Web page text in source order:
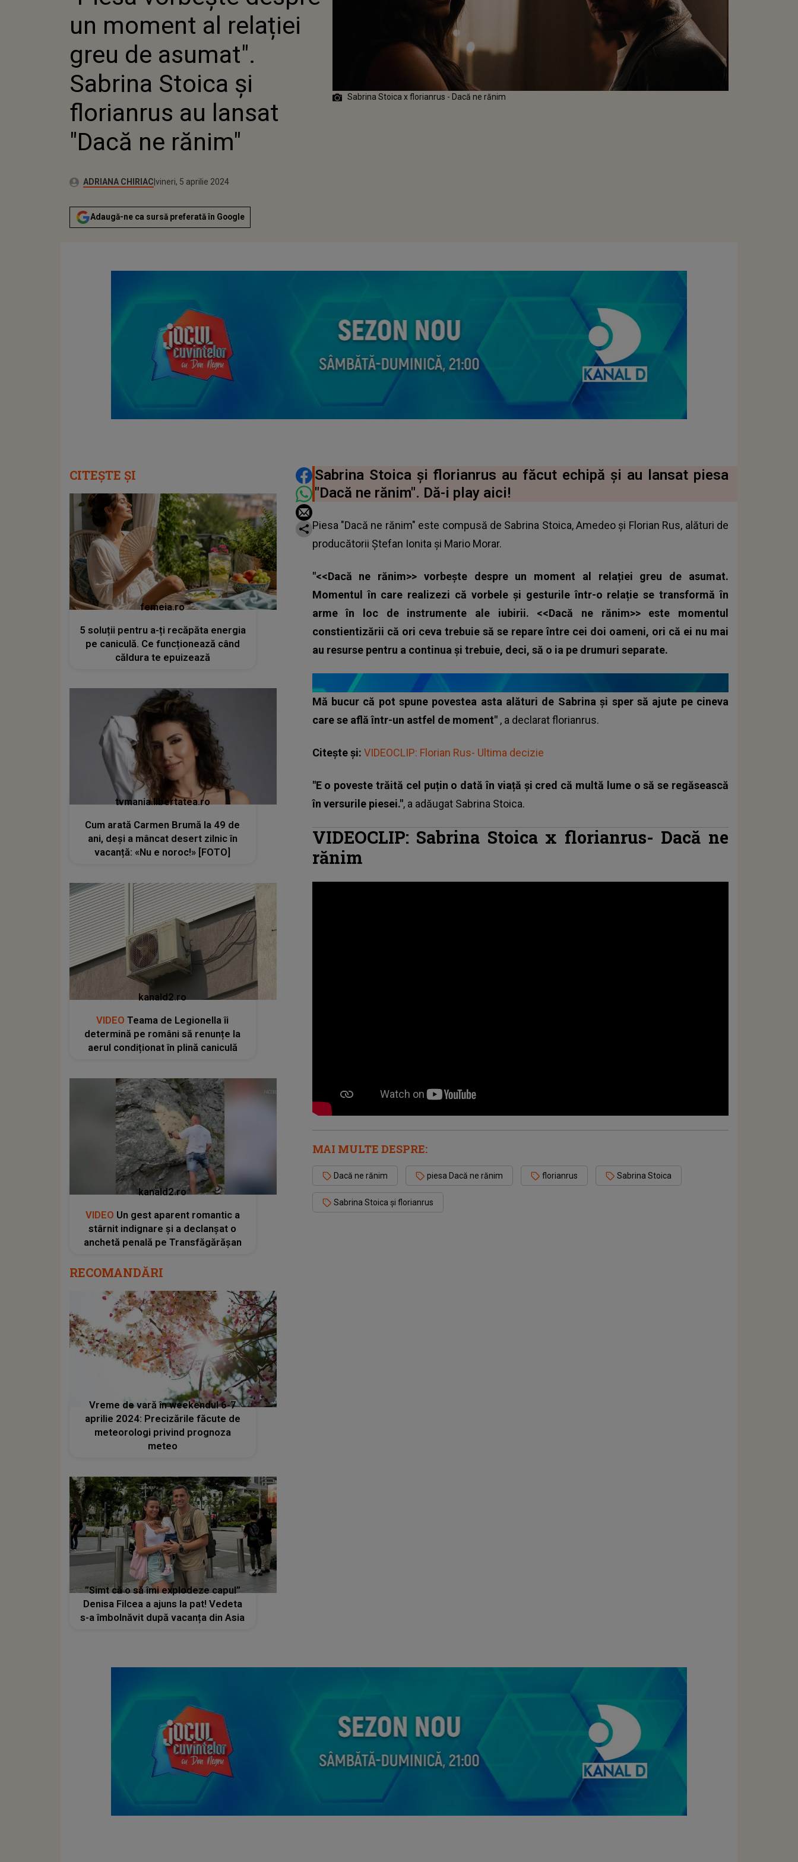
RELAȚIEI GREU DE
ASUMAT". SABRINA
STOICA ȘI
FLORIANRUS AU
LANSAT "DACĂ NE
RĂNIM"
un moment al relației
greu de asumat".
Sabrina Stoica și
florianrus au lansat
"Dacă ne rănim"
Autor:ADRIANA CHIRIAC Publicat:
vineri, 5 aprilie 2024
Adaugă-ne ca sursă preferată în Google
Sabrina Stoica x florianrus - Dacă ne rănim
DISTRIBUIE ARTICOLUL
Sabrina Stoica și florianrus au făcut echipă și au lansat piesa
"Dacă ne rănim". Dă-i play aici!
Piesa "Dacă ne rănim" este compusă de Sabrina Stoica, Amedeo și Florian Rus, alături de
producătorii Ștefan Ionita și Mario Morar.
"<<Dacă ne rănim>> vorbește despre un moment al relației greu de asumat.
Momentul în care realizezi că vorbele și gesturile într-o relație se transformă în
arme în loc de instrumente ale iubirii. <<Dacă ne rănim>> este momentul
constientizării că ori ceva trebuie să se repare între cei doi oameni, ori că ei nu mai
au resurse pentru a continua și trebuie, deci, să o ia pe drumuri separate.
Mă bucur că pot spune povestea asta alături de Sabrina și sper să ajute pe cineva
care se află într-un astfel de moment" , a declaratflorianrus.
Citește și: VIDEOCLIP: Florian Rus- Ultima decizie
"E o poveste trăită cel puțin o dată în viață și cred că multă lume o să se regăsească
în versurile piesei.", a adăugat Sabrina Stoica.
VIDEOCLIP: Sabrina Stoica x florianrus- Dacă ne
rănim
MAI MULTE DESPRE:
Dacă ne rănim piesa Dacă ne rănim florianrus Sabrina Stoica
Sabrina Stoica și florianrus
CITEȘTE ȘI
femeia.ro
5 soluții pentru a-ți recăpăta energia
pe caniculă. Ce funcționează când
căldura te epuizează
tvmania.libertatea.ro
Cum arată Carmen Brumă la 49 de
ani, deși a mâncat desert zilnic în
vacanță: «Nu e noroc!» [FOTO]
kanald2.ro
VIDEO Teama de Legionella îi
determină pe români să renunțe la
aerul condiționat în plină caniculă
kanald2.ro
VIDEO Un gest aparent romantic a
stârnit indignare și a declanșat o
anchetă penală pe Transfăgărășan
RECOMANDĂRI
Vreme de vară în weekendul 6-7
aprilie 2024: Precizările făcute de
meteorologi privind prognoza
meteo
”Simt că o să îmi explodeze capul”
Denisa Filcea a ajuns la pat! Vedeta
s-a îmbolnăvit după vacanța din Asia